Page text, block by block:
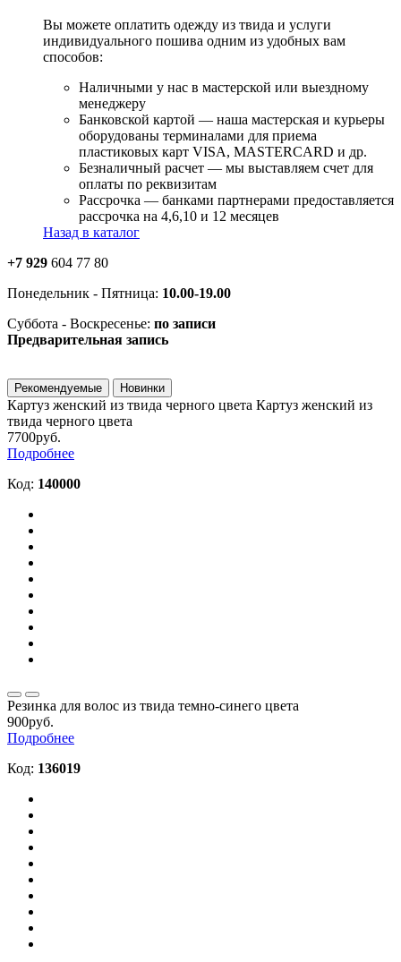
Вы можете оплатить одежду из твида и услуги
индивидуального пошива одним из удобных вам
способов:
Наличными у нас в мастерской или выездному
менеджеру
Банковской картой — наша мастерская и курьеры
оборудованы терминалами для приема
пластиковых карт VISA, MASTERCARD и др.
Безналичный расчет — мы выставляем счет для
оплаты по реквизитам
Рассрочка — банками партнерами предоставляется
рассрочка на 4,6,10 и 12 месяцев
Назад в каталог
+7 929 604 77 80
Понедельник - Пятница: 10.00-19.00
Суббота - Воскресенье: по записи
Предварительная запись
Рекомендуемые Новинки
Картуз женский из твида черного цвета Картуз женский из
твида черного цвета
7700руб.
Подробнее
Код: 140000
Резинка для волос из твида темно-синего цвета
900руб.
Подробнее
Код: 136019